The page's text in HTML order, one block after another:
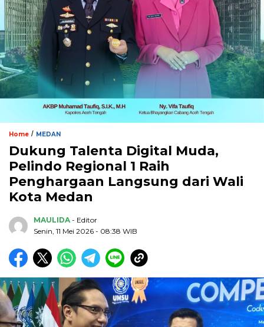
Home / MEDAN
Dukung Talenta Digital Muda,
Pelindo Regional 1 Raih
Penghargaan Langsung dari Wali
Kota Medan
MAULIDA - Editor
Senin, 11 Mei 2026 - 08:38 WIB